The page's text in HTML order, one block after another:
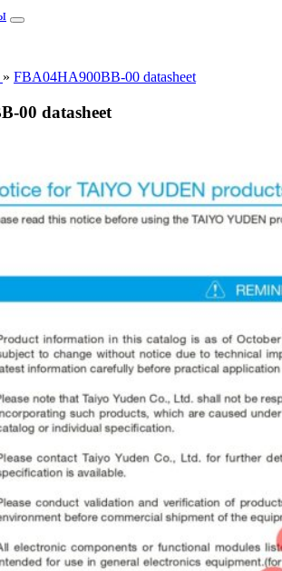
» FBA04HA900BB-00 datasheet
00 datasheet